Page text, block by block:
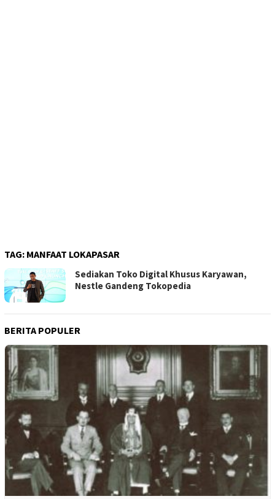
TAG: MANFAAT LOKAPASAR
Sediakan Toko Digital Khusus Karyawan,
Nestle Gandeng Tokopedia
BERITA POPULER